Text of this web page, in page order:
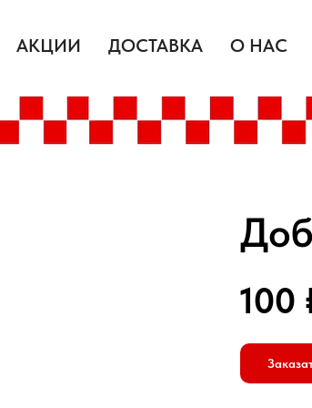
АКЦИИ ДОСТАВКА О НАС
100